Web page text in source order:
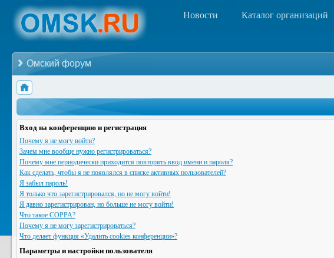
Новости Каталог организаций
Омский форум
Вход на конференцию и регистрация
Почему я не могу войти?
Зачем мне вообще нужно регистрироваться?
Почему мне периодически приходится повторять ввод имени и пароля?
Как сделать, чтобы я не появлялся в списке активных пользователей?
Я забыл пароль!
Я только что зарегистрировался, но не могу войти!
Я давно зарегистрирован, но больше не могу войти!
Что такое COPPA?
Почему я не могу зарегистрироваться?
Что делает функция «Удалить cookies конференции»?
Параметры и настройки пользователя